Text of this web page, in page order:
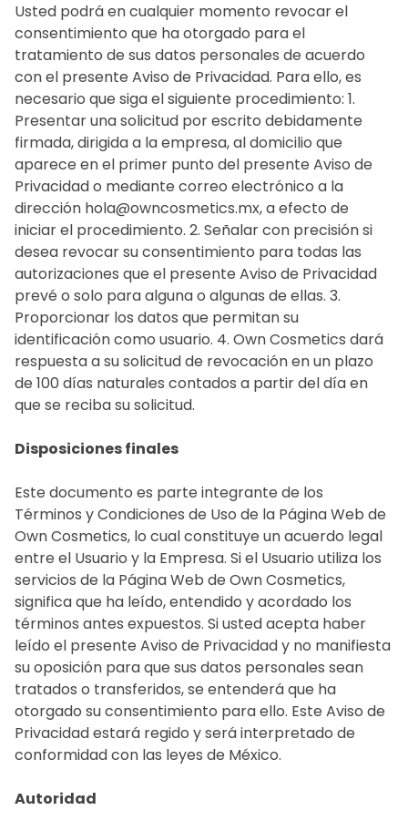
Usted podrá en cualquier momento revocar el
consentimiento que ha otorgado para el
tratamiento de sus datos personales de acuerdo
con el presente Aviso de Privacidad. Para ello, es
necesario que siga el siguiente procedimiento: 1.
Presentar una solicitud por escrito debidamente
firmada, dirigida a la empresa, al domicilio que
aparece en el primer punto del presente Aviso de
Privacidad o mediante correo electrónico a la
dirección hola@owncosmetics.mx, a efecto de
iniciar el procedimiento. 2. Señalar con precisión si
desea revocar su consentimiento para todas las
autorizaciones que el presente Aviso de Privacidad
prevé o solo para alguna o algunas de ellas. 3.
Proporcionar los datos que permitan su
identificación como usuario. 4. Own Cosmetics dará
respuesta a su solicitud de revocación en un plazo
de 100 días naturales contados a partir del día en
que se reciba su solicitud.
Disposiciones finales
Este documento es parte integrante de los
Términos y Condiciones de Uso de la Página Web de
Own Cosmetics, lo cual constituye un acuerdo legal
entre el Usuario y la Empresa. Si el Usuario utiliza los
servicios de la Página Web de Own Cosmetics,
significa que ha leído, entendido y acordado los
términos antes expuestos. Si usted acepta haber
leído el presente Aviso de Privacidad y no manifiesta
su oposición para que sus datos personales sean
tratados o transferidos, se entenderá que ha
otorgado su consentimiento para ello. Este Aviso de
Privacidad estará regido y será interpretado de
conformidad con las leyes de México.
Autoridad